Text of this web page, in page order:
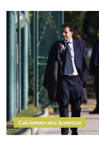
Calciomercato Juventus